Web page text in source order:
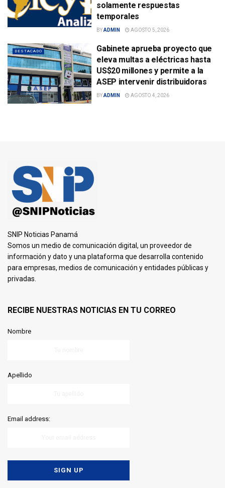
solamente respuestas
temporales
BYADMIN AGOSTO 5, 2026
DESTACADO
Gabinete aprueba proyecto que
eleva multas a eléctricas hasta
US$20 millones y permite a la
ASEP intervenir distribuidoras
BYADMIN AGOSTO 4, 2026
SNIP Noticias Panamá
Somos un medio de comunicación digital, un proveedor de
información y dato y una plataforma que desarrolla contenido
para empresas, medios de comunicación y entidades públicas y
privadas.
RECIBE NUESTRAS NOTICIAS EN TU CORREO
Nombre
Apellido
Email address: